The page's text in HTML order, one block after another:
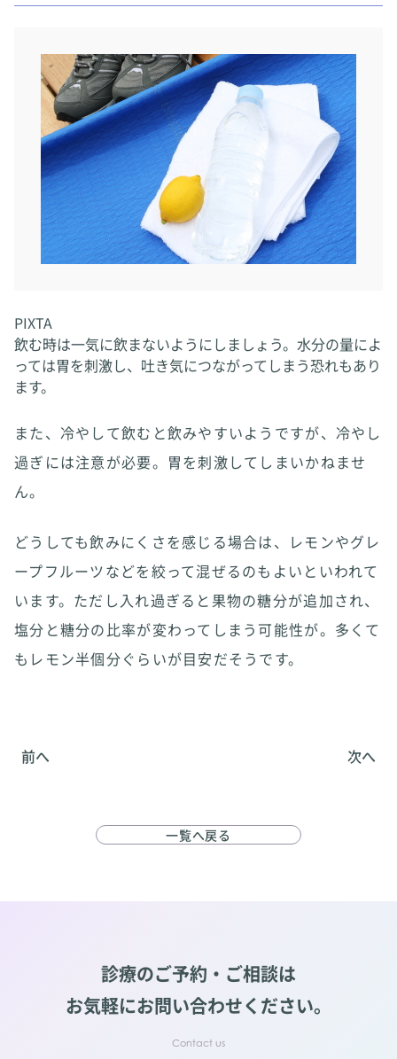
PIXTA
飲む時は一気に飲まないようにしましょう。水分の量によ
っては胃を刺激し、吐き気につながってしまう恐れもあり
ます。
また、冷やして飲むと飲みやすいようですが、冷やし
過ぎには注意が必要。胃を刺激してしまいかねませ
ん。
どうしても飲みにくさを感じる場合は、レモンやグレ
ープフルーツなどを絞って混ぜるのもよいといわれて
います。ただし入れ過ぎると果物の糖分が追加され、
塩分と糖分の比率が変わってしまう可能性が。多くて
もレモン半個分ぐらいが目安だそうです。
前へ 次へ
一覧へ戻る
診療のご予約・ご相談は
お気軽にお問い合わせください。